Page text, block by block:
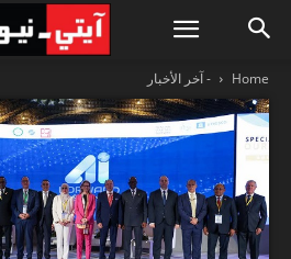
Home - آخر الأخبار